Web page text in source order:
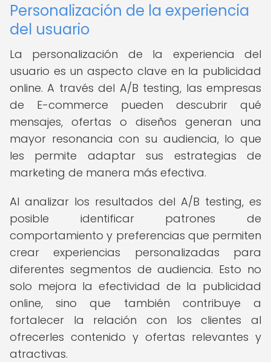
Personalización de la experiencia
del usuario
La personalización de la experiencia del
usuario es un aspecto clave en la publicidad
online. A través del A/B testing, las empresas
de E-commerce pueden descubrir qué
mensajes, ofertas o diseños generan una
mayor resonancia con su audiencia, lo que
les permite adaptar sus estrategias de
marketing de manera más efectiva.
Al analizar los resultados del A/B testing, es
posible identificar patrones de
comportamiento y preferencias que permiten
crear experiencias personalizadas para
diferentes segmentos de audiencia. Esto no
solo mejora la efectividad de la publicidad
online, sino que también contribuye a
fortalecer la relación con los clientes al
ofrecerles contenido y ofertas relevantes y
atractivas.